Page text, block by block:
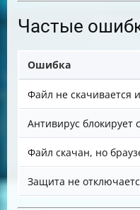
Частые
Ошибка
Файл не скачивается
Антивирус блокирует
Файл скачан, но
Защита не